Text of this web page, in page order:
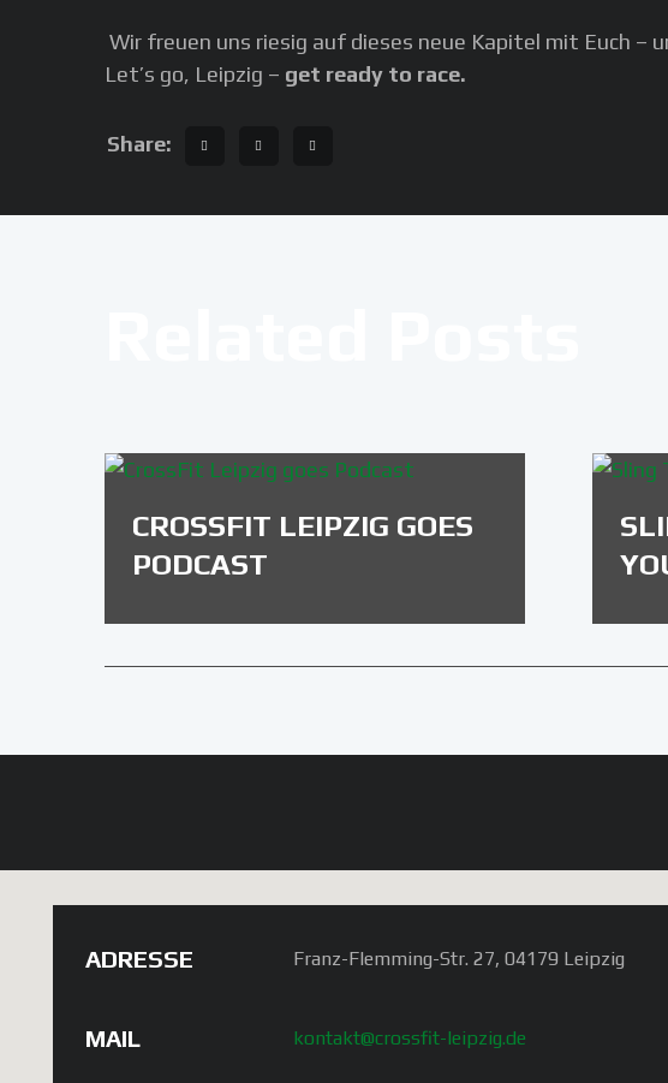
Wir freuen uns riesig auf dieses neue Kapitel mit Euch –
Let’s go, Leipzig – get ready to race.
Share:
CROSSFIT LEIPZIG GOES
PODCAST
ADRESSE Franz-Flemming-Str. 27, 04179 Leipzig
MAIL kontakt@crossfit-leipzig.de